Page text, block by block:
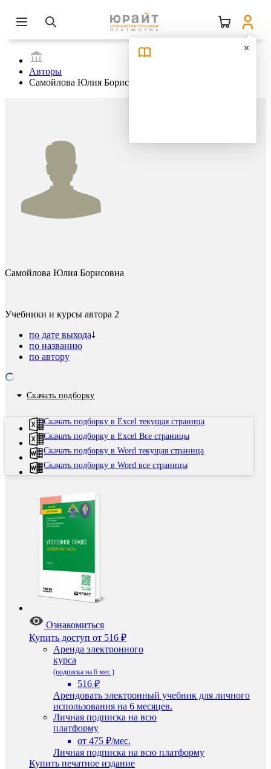
Авторы
Самойлова Юлия Борисовна
Самойлова Юлия Борисовна
Учебники и курсы автора 2
по дате выхода
по названию
по автору
Скачать подборку
Скачать подборку в Excel текущая страница
Скачать подборку в Excel Все страницы
Скачать подборку в Word текущая страница
Скачать подборку в Word все страницы
Ознакомиться
Купить доступ от 516 ₽
Аренда электронного
курса
(подписка на 6 мес.)
516 ₽
Арендовать электронный учебник для личного
использования на 6 месяцев.
Личная подписка на всю
платформу
от 475 ₽/мес.
Личная подписка на всю платформу
Купить печатное издание